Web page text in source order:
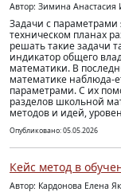
Автор: Зимина Анастасия
Задачи с
техническом планах
решать такие задачи
индикатор общего
математики. В
математике наблюда-
параметрами. С их
разделов школьной
методов и идей,
Опубликовано: 05.05.2026
Кейс метод в
Автор: Кардонова Елена